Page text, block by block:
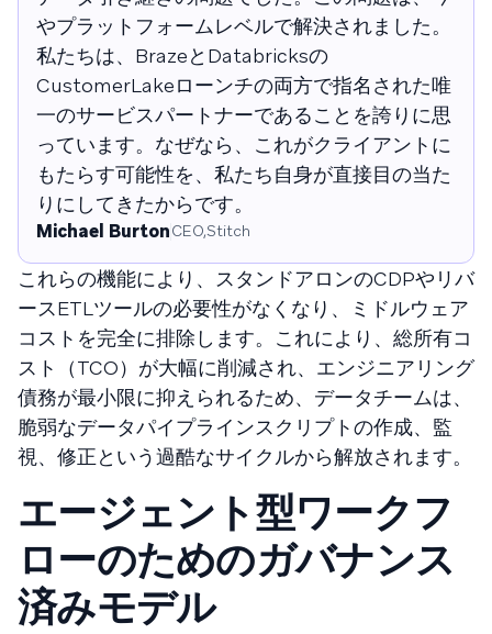
やプラットフォームレベルで解決されました。
私たちは、BrazeとDatabricksの
CustomerLakeローンチの両方で指名された唯
一のサービスパートナーであることを誇りに思
っています。なぜなら、これがクライアントに
もたらす可能性を、私たち自身が直接目の当た
りにしてきたからです。
Michael BurtonCEO,Stitch
これらの機能により、スタンドアロンのCDPやリバ
ースETLツールの必要性がなくなり、ミドルウェア
コストを完全に排除します。これにより、総所有コ
スト（TCO）が大幅に削減され、エンジニアリング
債務が最小限に抑えられるため、データチームは、
脆弱なデータパイプラインスクリプトの作成、監
視、修正という過酷なサイクルから解放されます。
エージェント型ワークフ
ローのためのガバナンス
済みモデル